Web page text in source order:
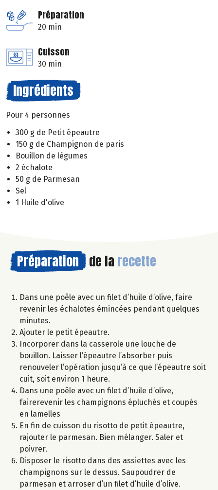
Préparation
20 min
Cuisson
30 min
Ingrédients
Pour 4 personnes
300 g de Petit épeautre
150 g de Champignon de paris
Bouillon de légumes
2 échalote
50 g de Parmesan
Sel
1 Huile d'olive
Préparation de la recette
Dans une poêle avec un filet d’huile d’olive, faire
revenir les échalotes émincées pendant quelques
minutes.
Ajouter le petit épeautre.
Incorporer dans la casserole une louche de
bouillon. Laisser l’épeautre l’absorber puis
renouveler l’opération jusqu’à ce que l’épeautre soit
cuit, soit environ 1 heure.
Dans une poêle avec un filet d’huile d’olive,
fairerevenir les champignons épluchés et coupés
en lamelles
En fin de cuisson du risotto de petit épeautre,
rajouter le parmesan. Bien mélanger. Saler et
poivrer.
Disposer le risotto dans des assiettes avec les
champignons sur le dessus. Saupoudrer de
parmesan et arroser d’un filet d’huile d’olive.